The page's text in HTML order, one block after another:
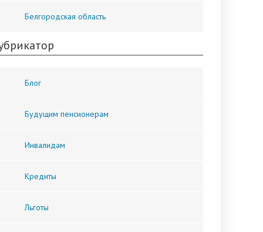
Белгородская область
Блог
Будущим пенсионерам
Инвалидам
Кредиты
Льготы